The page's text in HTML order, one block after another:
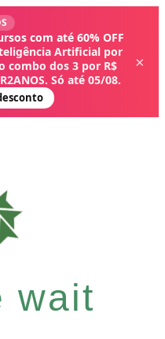
com até 60% OFF
Artificial por
combo dos 3 por R$
Só até 05/08.
×
wait